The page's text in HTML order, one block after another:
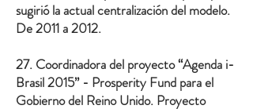
sugirió la actual centralización del modelo.
De 2011 a 2012.
27. Coordinadora del proyecto “Agenda i-
Brasil 2015” - Prosperity Fund para el
Gobierno del Reino Unido. Proyecto